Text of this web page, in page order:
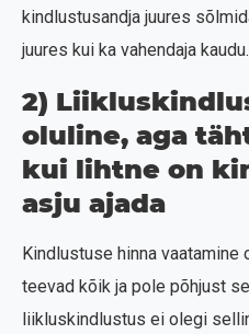
kindlustusandja juures
juures kui ka vahendaja kaudu.
2)
oluline, aga
kui lihtne on
asju ajada
Kindlustuse hinna
teevad kõik ja pole põhjust
liikluskindlustus ei olegi